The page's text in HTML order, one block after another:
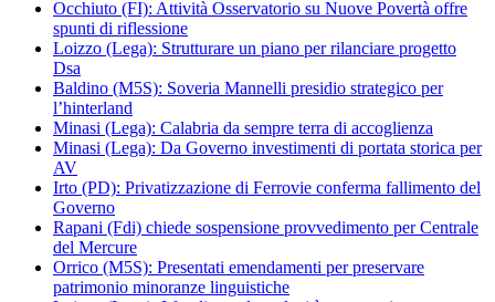
Occhiuto (FI): Attività Osservatorio su Nuove Povertà offre
spunti di riflessione
Loizzo (Lega): Strutturare un piano per rilanciare progetto
Dsa
Baldino (M5S): Soveria Mannelli presidio strategico per
l’hinterland
Minasi (Lega): Calabria da sempre terra di accoglienza
Minasi (Lega): Da Governo investimenti di portata storica per
AV
Irto (PD): Privatizzazione di Ferrovie conferma fallimento del
Governo
Rapani (Fdi) chiede sospensione provvedimento per Centrale
del Mercure
Orrico (M5S): Presentati emendamenti per preservare
patrimonio minoranze linguistiche